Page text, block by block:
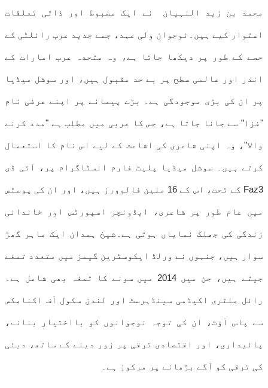
محمد بن زید النہیان نے ایک مضبوط اور ذاتی تعلقات
استوار کیے ہیں۔نوجوان ولی عہد، جسے جدید عرب رائلٹی کے
حصے کے طور پر دیکھا جاتا ہے، وہ متحدہ عرب امارات کے
اندر اور عالمی سطح پر بے حد مقبول ہیں، اور سوشل میڈیا
پر ان کی بڑی موجودگی ہے۔ بڑے پیمانے پر اپنے عرفی نام
"فزا” سے جانا جاتا ہے، جس کا عربی میں مطلب ہے "مدد کرنے
والا”، وہ اپنی شاعری کی اشاعت کے لیے اس نام کا استعمال
کرتے ہیں۔ سوشل میڈیا پلیٹ فارم انسٹاگرام پر، آئی ڈی
Faz3 کے تحت، اس کے 16 ملین فالوورز ہیں، اور ان کی پوسٹس
میں عام طور پر شاعری، ایڈونچر اسپورٹس اور خاندانی
زندگی کی جھلک نمایاں ہوتی ہے۔شیخ ہمدان ایک ماہر گھڑ
سوار ہیں، جنہوں نے ورلڈ ایکوسٹرین گیمز میں متعدد تمغے
جیتے ہیں، جن میں 2014 میں سونے کا تمغہ بھی شامل ہے۔
رائل ملٹری اکیڈمی سینڈہرسٹ اور لندن سکول آف اکنامکس
سے پاس آؤٹ، ان کی توجہ نوجوانوں کو بااختیار بنانے،
پائیداری، اور اقتصادی ترقی پر زور دینے کے ساتھ، دبئی
کی ترقی کو آگے بڑھانے پر مرکوز ہے۔